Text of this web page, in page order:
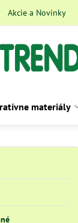
Akcie a Novinky
materiály